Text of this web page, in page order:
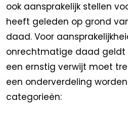
ook aansprakelijk stellen
heeft geleden op grond
daad. Voor
onrechtmatige daad
een ernstig verwijt moet
een onderverdeling
categorieën: